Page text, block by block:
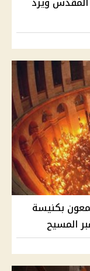
يتجمعون بكنيسة
المسيح